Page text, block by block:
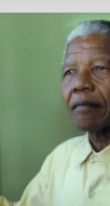
типа
в
атомной
между
в 1958 году.